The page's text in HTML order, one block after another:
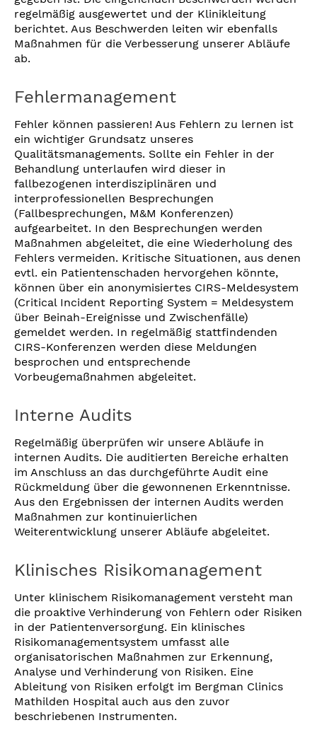
regelmäßig ausgewertet und der Klinikleitung
berichtet. Aus Beschwerden leiten wir ebenfalls
Maßnahmen für die Verbesserung unserer Abläufe
ab.
Fehlermanagement
Fehler können passieren! Aus Fehlern zu lernen ist
ein wichtiger Grundsatz unseres
Qualitätsmanagements. Sollte ein Fehler in der
Behandlung unterlaufen wird dieser in
fallbezogenen interdisziplinären und
interprofessionellen Besprechungen
(Fallbesprechungen, M&M Konferenzen)
aufgearbeitet. In den Besprechungen werden
Maßnahmen abgeleitet, die eine Wiederholung des
Fehlers vermeiden. Kritische Situationen, aus denen
evtl. ein Patientenschaden hervorgehen könnte,
können über ein anonymisiertes CIRS-Meldesystem
(Critical Incident Reporting System = Meldesystem
über Beinah-Ereignisse und Zwischenfälle)
gemeldet werden. In regelmäßig stattfindenden
CIRS-Konferenzen werden diese Meldungen
besprochen und entsprechende
Vorbeugemaßnahmen abgeleitet.
Interne Audits
Regelmäßig überprüfen wir unsere Abläufe in
internen Audits. Die auditierten Bereiche erhalten
im Anschluss an das durchgeführte Audit eine
Rückmeldung über die gewonnenen Erkenntnisse.
Aus den Ergebnissen der internen Audits werden
Maßnahmen zur kontinuierlichen
Weiterentwicklung unserer Abläufe abgeleitet.
Klinisches Risikomanagement
Unter klinischem Risikomanagement versteht man
die proaktive Verhinderung von Fehlern oder Risiken
in der Patientenversorgung. Ein klinisches
Risikomanagementsystem umfasst alle
organisatorischen Maßnahmen zur Erkennung,
Analyse und Verhinderung von Risiken. Eine
Ableitung von Risiken erfolgt im Bergman Clinics
Mathilden Hospital auch aus den zuvor
beschriebenen Instrumenten.